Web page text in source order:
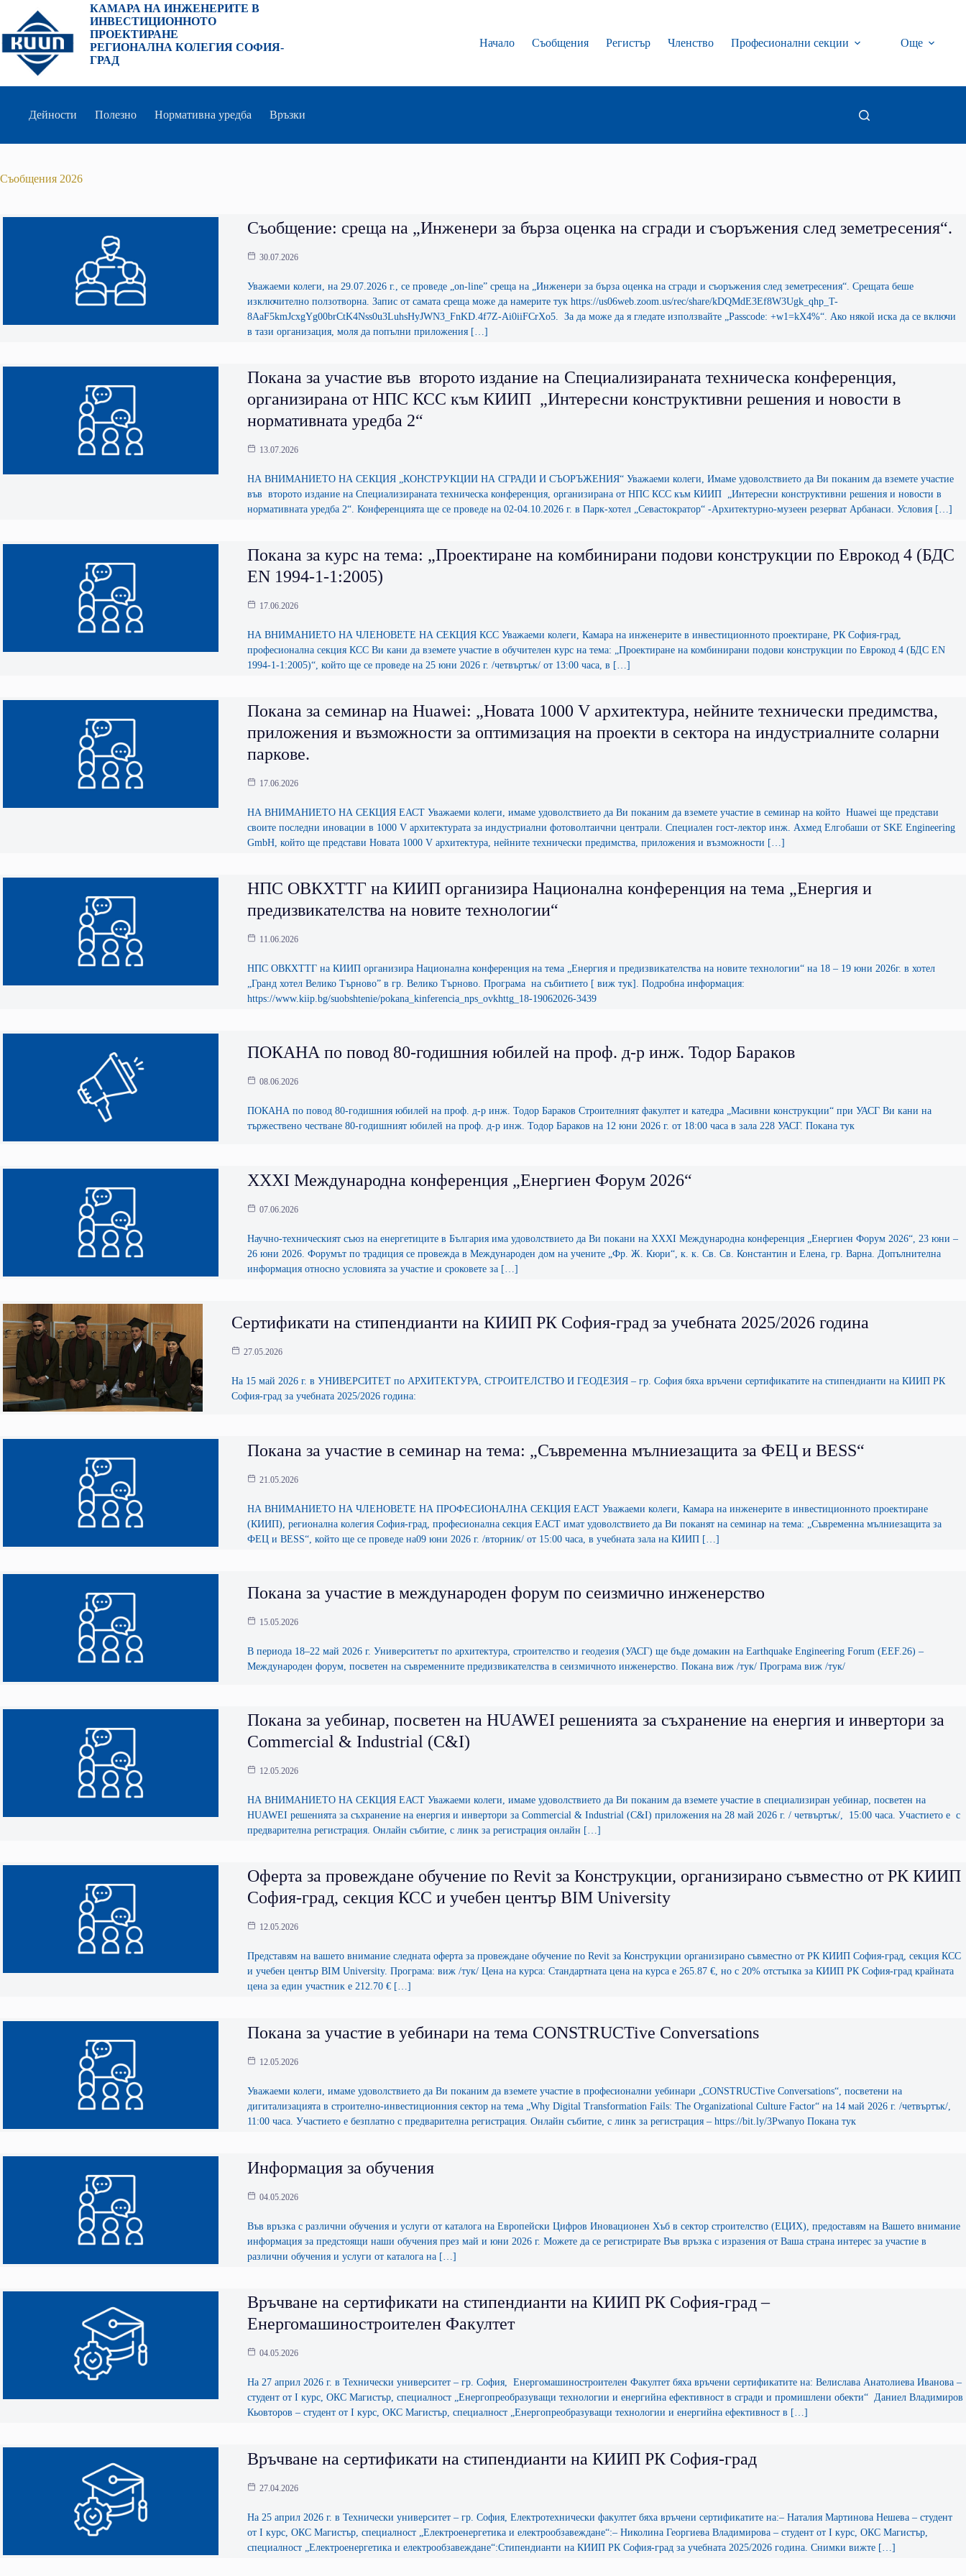
съдържанието
КАМАРА НА ИНЖЕНЕРИТЕ В
ИНВЕСТИЦИОННОТО
ПРОЕКТИРАНЕ
РЕГИОНАЛНА КОЛЕГИЯ СОФИЯ-
ГРАД
Начало Съобщения Регистър Членство Професионални секции Още
Дейности Полезно Нормативна уредба Връзки
Съобщения 2026
Съобщение: среща на „Инженери за бърза оценка на сгради и съоръжения след земетресения“.
30.07.2026
Уважаеми колеги, на 29.07.2026 г., се проведе „on-line” среща на „Инженери за бърза оценка на сгради и съоръжения след земетресения“. Срещата беше
изключително ползотворна. Запис от самата среща може да намерите тук https://us06web.zoom.us/rec/share/kDQMdE3Ef8W3Ugk_qhp_T-
8AaF5kmJcxgYg00brCtK4Nss0u3LuhsHyJWN3_FnKD.4f7Z-Ai0iiFCrXo5. За да може да я гледате използвайте „Passcode: +w1=kX4%“. Ако някой иска да се включи
в тази организация, моля да попълни приложения […]
Покана за участие във второто издание на Специализираната техническа конференция,
организирана от НПС КСС към КИИП „Интересни конструктивни решения и новости в
нормативната уредба 2“
13.07.2026
НА ВНИМАНИЕТО НА СЕКЦИЯ „КОНСТРУКЦИИ НА СГРАДИ И СЪОРЪЖЕНИЯ“ Уважаеми колеги, Имаме удоволствието да Ви поканим да вземете участие
във второто издание на Специализираната техническа конференция, организирана от НПС КСС към КИИП „Интересни конструктивни решения и новости в
нормативната уредба 2“. Конференцията ще се проведе на 02-04.10.2026 г. в Парк-хотел „Севастократор“ -Архитектурно-музеен резерват Арбанаси. Условия […]
Покана за курс на тема: „Проектиране на комбинирани подови конструкции по Еврокод 4 (БДС
EN 1994-1-1:2005)
17.06.2026
НА ВНИМАНИЕТО НА ЧЛЕНОВЕТЕ НА СЕКЦИЯ КСС Уважаеми колеги, Камара на инженерите в инвестиционното проектиране, РК София-град,
професионална секция КСС Ви кани да вземете участие в обучителен курс на тема: „Проектиране на комбинирани подови конструкции по Еврокод 4 (БДС EN
1994-1-1:2005)“, който ще се проведе на 25 юни 2026 г. /четвъртък/ от 13:00 часа, в […]
Покана за семинар на Huawei: „Новата 1000 V архитектура, нейните технически предимства,
приложения и възможности за оптимизация на проекти в сектора на индустриалните соларни
паркове.
17.06.2026
НА ВНИМАНИЕТО НА СЕКЦИЯ ЕАСТ Уважаеми колеги, имаме удоволствието да Ви поканим да вземете участие в семинар на който Huawei ще представи
своите последни иновации в 1000 V архитектурата за индустриални фотоволтаични централи. Специален гост-лектор инж. Ахмед Елгобаши от SKE Engineering
GmbH, който ще представи Новата 1000 V архитектура, нейните технически предимства, приложения и възможности […]
НПС ОВКХТТГ на КИИП организира Национална конференция на тема „Енергия и
предизвикателства на новите технологии“
11.06.2026
НПС ОВКХТТГ на КИИП организира Национална конференция на тема „Енергия и предизвикателства на новите технологии“ на 18 – 19 юни 2026г. в хотел
„Гранд хотел Велико Търново” в гр. Велико Търново. Програма на събитието [ виж тук]. Подробна информация:
https://www.kiip.bg/suobshtenie/pokana_kinferencia_nps_ovkhttg_18-19062026-3439
ПОКАНА по повод 80-годишния юбилей на проф. д-р инж. Тодор Бараков
08.06.2026
ПОКАНА по повод 80-годишния юбилей на проф. д-р инж. Тодор Бараков Строителният факултет и катедра „Масивни конструкции“ при УАСГ Ви кани на
тържествено честване 80-годишният юбилей на проф. д-р инж. Тодор Бараков на 12 юни 2026 г. от 18:00 часа в зала 228 УАСГ. Покана тук
ХХХI Международна конференция „Енергиен Форум 2026“
07.06.2026
Научно-техническият съюз на енергетиците в България има удоволствието да Ви покани на ХХХI Международна конференция „Енергиен Форум 2026“, 23 юни –
26 юни 2026. Форумът по традиция се провежда в Международен дом на учените „Фр. Ж. Кюри“, к. к. Св. Св. Константин и Елена, гр. Варна. Допълнителна
информация относно условията за участие и сроковете за […]
Сертификати на стипендианти на КИИП РК София-град за учебната 2025/2026 година
27.05.2026
На 15 май 2026 г. в УНИВЕРСИТЕТ по АРХИТЕКТУРА, СТРОИТЕЛСТВО И ГЕОДЕЗИЯ – гр. София бяха връчени сертификатите на стипендианти на КИИП РК
София-град за учебната 2025/2026 година:
Покана за участие в семинар на тема: „Съвременна мълниезащита за ФЕЦ и BESS“
21.05.2026
НА ВНИМАНИЕТО НА ЧЛЕНОВЕТЕ НА ПРОФЕСИОНАЛНА СЕКЦИЯ ЕАСТ Уважаеми колеги, Камара на инженерите в инвестиционното проектиране
(КИИП), регионална колегия София-град, професионална секция ЕАСТ имат удоволствието да Ви поканят на семинар на тема: „Съвременна мълниезащита за
ФЕЦ и BESS“, който ще се проведе на09 юни 2026 г. /вторник/ от 15:00 часа, в учебната зала на КИИП […]
Покана за участие в международен форум по сеизмично инженерство
15.05.2026
В периода 18–22 май 2026 г. Университетът по архитектура, строителство и геодезия (УАСГ) ще бъде домакин на Earthquake Engineering Forum (EEF.26) –
Международен форум, посветен на съвременните предизвикателства в сеизмичното инженерство. Покана виж /тук/ Програма виж /тук/
Покана за уебинар, посветен на HUAWEI решенията за съхранение на енергия и инвертори за
Commercial & Industrial (C&I)
12.05.2026
НА ВНИМАНИЕТО НА СЕКЦИЯ ЕАСТ Уважаеми колеги, имаме удоволствието да Ви поканим да вземете участие в специализиран уебинар, посветен на
HUAWEI решенията за съхранение на енергия и инвертори за Commercial & Industrial (C&I) приложения на 28 май 2026 г. / четвъртък/, 15:00 часа. Участието е с
предварителна регистрация. Онлайн събитие, с линк за регистрация онлайн […]
Оферта за провеждане обучение по Revit за Конструкции, организирано съвместно от РК КИИП
София-град, секция КСС и учебен център BIM University
12.05.2026
Представям на вашето внимание следната оферта за провеждане обучение по Revit за Конструкции организирано съвместно от РК КИИП София-град, секция КСС
и учебен център BIM University. Програма: виж /тук/ Цена на курса: Стандартната цена на курса е 265.87 €, но с 20% отстъпка за КИИП РК София-град крайната
цена за един участник е 212.70 € […]
Покана за участие в уебинари на тема CONSTRUCTive Conversations
12.05.2026
Уважаеми колеги, имаме удоволствието да Ви поканим да вземете участие в професионални уебинари „CONSTRUCTive Conversations“, посветени на
дигитализацията в строително-инвестиционния сектор на тема „Why Digital Transformation Fails: The Organizational Culture Factor“ на 14 май 2026 г. /четвъртък/,
11:00 часа. Участието е безплатно с предварителна регистрация. Онлайн събитие, с линк за регистрация – https://bit.ly/3Pwanyo Покана тук
Информация за обучения
04.05.2026
Във връзка с различни обучения и услуги от каталога на Европейски Цифров Иновационен Хъб в сектор строителство (ЕЦИХ), предоставям на Вашето внимание
информация за предстоящи наши обучения през май и юни 2026 г. Можете да се регистрирате Във връзка с изразения от Ваша страна интерес за участие в
различни обучения и услуги от каталога на […]
Връчване на сертификати на стипендианти на КИИП РК София-град –
Енергомашиностроителен Факултет
04.05.2026
На 27 април 2026 г. в Технически университет – гр. София, Енергомашиностроителен Факултет бяха връчени сертификатите на: Велислава Анатолиева Иванова –
студент от I курс, ОКС Магистър, специалност „Енергопреобразуващи технологии и енергийна ефективност в сгради и промишлени обекти“ Даниел Владимиров
Кьовторов – студент от I курс, ОКС Магистър, специалност „Енергопреобразуващи технологии и енергийна ефективност в […]
Връчване на сертификати на стипендианти на КИИП РК София-град
27.04.2026
На 25 април 2026 г. в Технически университет – гр. София, Електротехнически факултет бяха връчени сертификатите на:– Наталия Мартинова Нешевa – студент
от I курс, ОКС Магистър, специалност „Електроенергетика и електрообзавеждане“:– Николина Георгиева Владимирова – студент от I курс, ОКС Магистър,
специалност „Електроенергетика и електрообзавеждане“:Стипендианти на КИИП РК София-град за учебната 2025/2026 година. Снимки вижте […]